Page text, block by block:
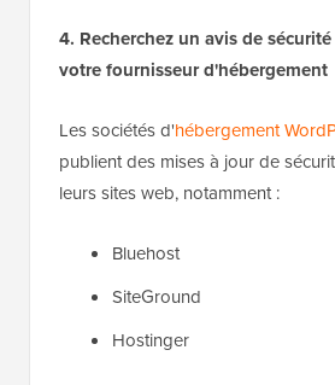
4. Recherchez un avis de
votre fournisseur d'hébergement
Les sociétés d'hébergement
publient des mises à jour de
leurs sites web, notamment :
Bluehost
SiteGround
Hostinger